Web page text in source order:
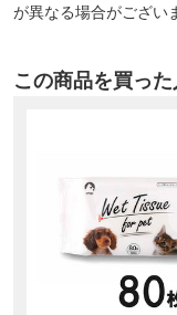
が異なる場合がござい
この商品を買っ